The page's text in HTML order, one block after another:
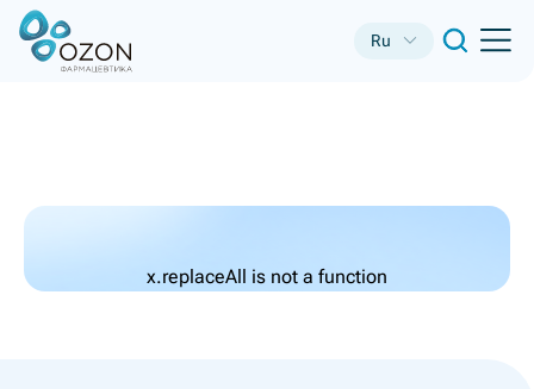
Ru
x.replaceAll is not a function